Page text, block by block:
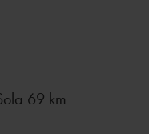
69 km